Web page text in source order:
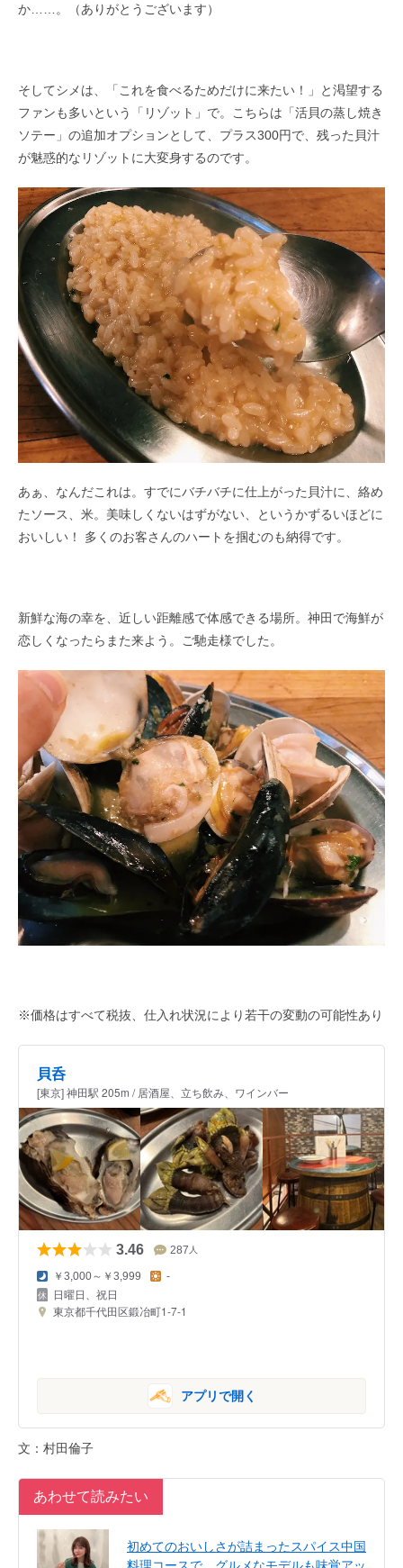
か……。（ありがとうございます）
そしてシメは、「これを食べるためだけに来たい！」と渇望する
ファンも多いという「リゾット」で。こちらは「活貝の蒸し焼き
ソテー」の追加オプションとして、プラス300円で、残った貝汁
が魅惑的なリゾットに大変身するのです。
あぁ、なんだこれは。すでにバチバチに仕上がった貝汁に、絡め
たソース、米。美味しくないはずがない、というかずるいほどに
おいしい！ 多くのお客さんのハートを掴むのも納得です。
新鮮な海の幸を、近しい距離感で体感できる場所。神田で海鮮が
恋しくなったらまた来よう。ご馳走様でした。
※価格はすべて税抜、仕入れ状況により若干の変動の可能性あり
貝呑
[東京] 神田駅 205m / 居酒屋、立ち飲み、ワインバー
3.46 287 人
￥3,000～￥3,999 -
日曜日、祝日
東京都千代田区鍛冶町1-7-1
アプリで開く
文：村田倫子
あわせて読みたい
初めてのおいしさが詰まったスパイス中国
料理コースで、グルメなモデルも味覚アッ